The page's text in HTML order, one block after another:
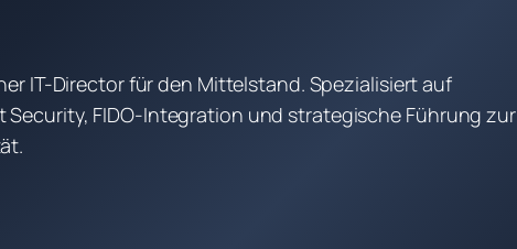
IT-Director für den Mittelstand. Spezialisiert auf
Security, FIDO-Integration und strategische Führung zur